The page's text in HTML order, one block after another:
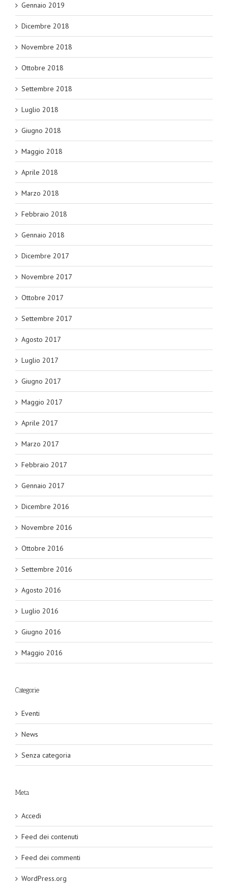
Gennaio 2019
Dicembre 2018
Novembre 2018
Ottobre 2018
Settembre 2018
Luglio 2018
Giugno 2018
Maggio 2018
Aprile 2018
Marzo 2018
Febbraio 2018
Gennaio 2018
Dicembre 2017
Novembre 2017
Ottobre 2017
Settembre 2017
Agosto 2017
Luglio 2017
Giugno 2017
Maggio 2017
Aprile 2017
Marzo 2017
Febbraio 2017
Gennaio 2017
Dicembre 2016
Novembre 2016
Ottobre 2016
Settembre 2016
Agosto 2016
Luglio 2016
Giugno 2016
Maggio 2016
Categorie
Eventi
News
Senza categoria
Meta
Accedi
Feed dei contenuti
Feed dei commenti
WordPress.org